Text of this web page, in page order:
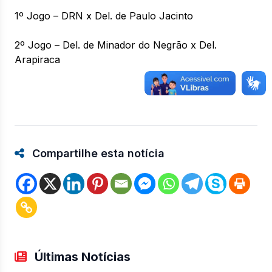
1º Jogo – DRN x Del. de Paulo Jacinto
2º Jogo – Del. de Minador do Negrão x Del.
Arapiraca
Compartilhe esta notícia
Últimas Notícias